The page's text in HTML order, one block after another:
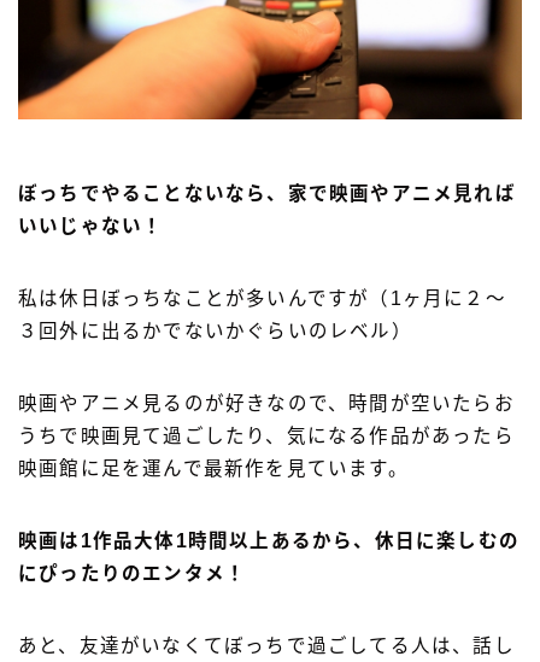
ぼっちでやることないなら、家で映画やアニメ見れば
いいじゃない！
私は休日ぼっちなことが多いんですが（1ヶ月に２〜
３回外に出るかでないかぐらいのレベル）
映画やアニメ見るのが好きなので、時間が空いたらお
うちで映画見て過ごしたり、気になる作品があったら
映画館に足を運んで最新作を見ています。
映画は1作品大体1時間以上あるから、休日に楽しむの
にぴったりのエンタメ！
あと、友達がいなくてぼっちで過ごしてる人は、話し